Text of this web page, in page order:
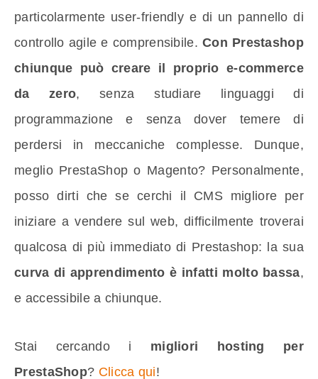
particolarmente user-friendly e di un pannello di
controllo agile e comprensibile.Con Prestashop
chiunque può creare il proprio e-commerce
da zero, senza studiare linguaggi di
programmazione e senza dover temere di
perdersi in meccaniche complesse. Dunque,
meglio PrestaShop o Magento? Personalmente,
posso dirti che se cerchi il CMS migliore per
iniziare a vendere sul web, difficilmente troverai
qualcosa di più immediato di Prestashop: la sua
curva di apprendimento è infatti molto bassa,
e accessibile a chiunque.
Stai cercando i migliori hosting per
PrestaShop? Clicca qui!